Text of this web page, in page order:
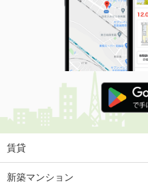
賃貸
新築マンション